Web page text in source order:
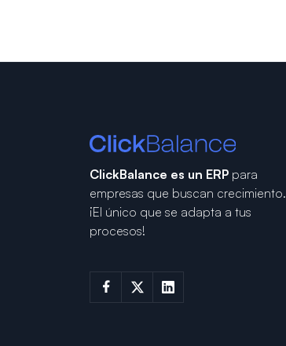
ClickBalance es un ERP para
empresas que buscan crecimiento.
¡El único que se adapta a tus
procesos!